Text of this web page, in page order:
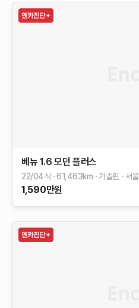
베뉴 1.6 모던 플러스
22/04식 61,463km 가솔린 서울
1,590만원